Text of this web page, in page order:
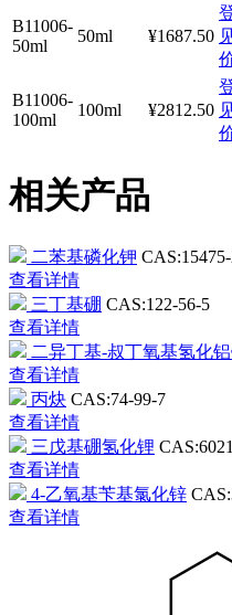
B11006-
50ml
50ml ¥1687.50
B11006-
100ml
100ml ¥2812.50
相关产品
二苯基磷化钾 CAS:15475-
查看详情
三丁基硼 CAS:122-56-5
查看详情
二异丁基-叔丁氧基氢化
查看详情
丙炔 CAS:74-99-7
查看详情
三戊基硼氢化锂
查看详情
4-乙氧基苄基氯化锌
查看详情